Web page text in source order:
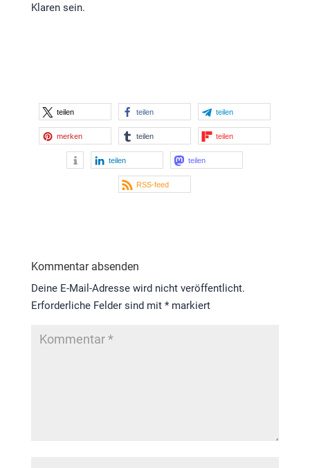
Klaren sein.
teilen teilen teilen
merken teilen teilen
teilen teilen
RSS-feed
Kommentar absenden
Deine E-Mail-Adresse wird nicht veröffentlicht.
Erforderliche Felder sind mit *markiert